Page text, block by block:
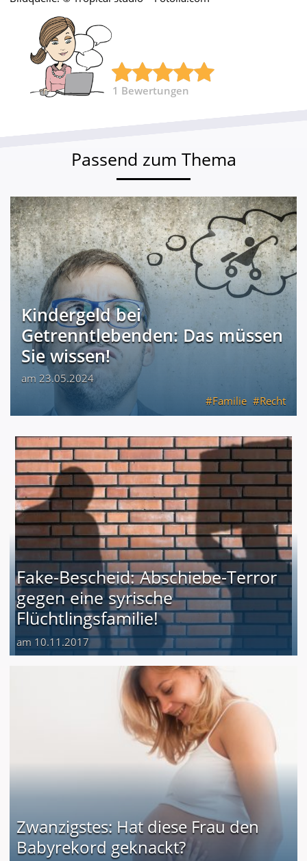
1 Bewertungen
Passend zum Thema
Kindergeld bei
Getrenntlebenden: Das müssen
Sie wissen!
am 23.05.2024
Familie
Recht
Fake-Bescheid: Abschiebe-Terror
gegen eine syrische
Flüchtlingsfamilie!
am 10.11.2017
Zwanzigstes: Hat diese Frau den
Babyrekord geknackt?